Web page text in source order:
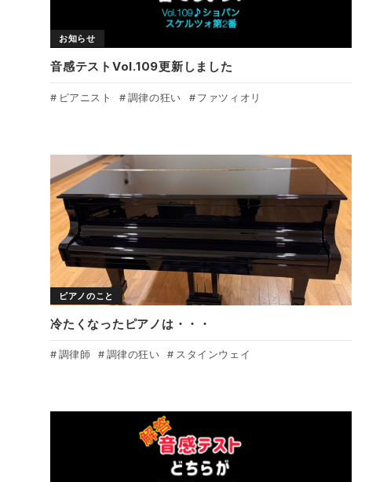
お知らせ
音感テストVol.109更新しました
ピアニスト 調律の狂い ファツィオリ
ピアノのこと
冷たくなったピアノは・・・
調律師 調律の狂い スタインウェイ